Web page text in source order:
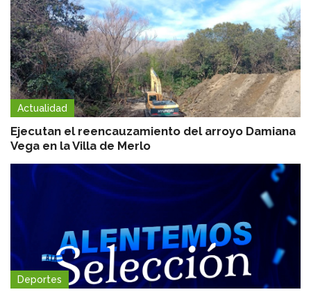
Actualidad
Ejecutan el reencauzamiento del arroyo Damiana
Vega en la Villa de Merlo
Deportes